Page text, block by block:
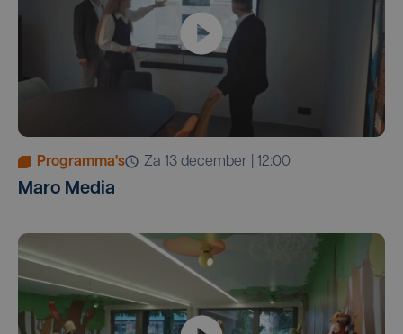
Programma's za 13 december | 12:00
Maro Media